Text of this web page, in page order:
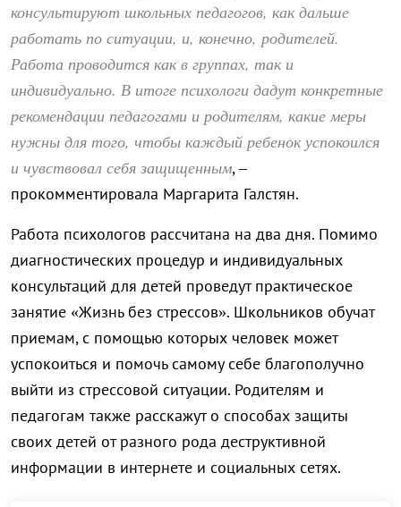
консультируют школьных педагогов, как дальше
работать по ситуации, и, конечно, родителей.
Работа проводится как в группах, так и
индивидуально. В итоге психологи дадут конкретные
рекомендации педагогами и родителям, какие меры
нужны для того, чтобы каждый ребенок успокоился
и чувствовал себя защищенным, –
прокомментировала Маргарита Галстян.
Работа психологов рассчитана на два дня. Помимо
диагностических процедур и индивидуальных
консультаций для детей проведут практическое
занятие «Жизнь без стрессов». Школьников обучат
приемам, с помощью которых человек может
успокоиться и помочь самому себе благополучно
выйти из стрессовой ситуации. Родителям и
педагогам также расскажут о способах защиты
своих детей от разного рода деструктивной
информации в интернете и социальных сетях.